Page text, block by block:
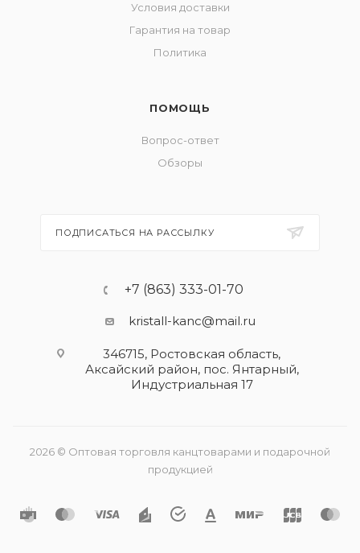
Условия доставки
Гарантия на товар
Политика
ПОМОЩЬ
Вопрос-ответ
Обзоры
ПОДПИСАТЬСЯ НА РАССЫЛКУ
+7 (863) 333-01-70
kristall-kanc@mail.ru
346715, Ростовская область​,
Аксайский район, пос. Янтарный,
Индустриальная 17
2026 © Оптовая торговля канцтоварами и подарочной
продукцией